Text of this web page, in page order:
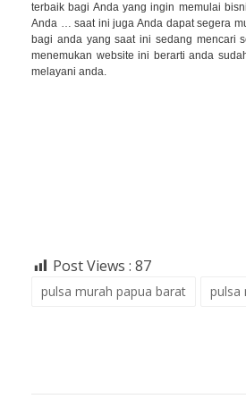
terbaik bagi Anda yang ingin memulai
Anda … saat ini juga Anda dapat segera
bagi anda yang saat ini sedang mencari
menemukan website ini berarti anda
melayani anda.
Post Views : 87
pulsa murah papua barat pulsa